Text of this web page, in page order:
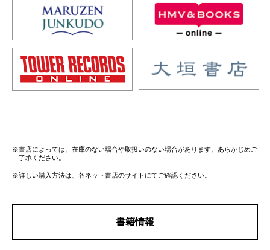
※書店によっては、在庫のない場合や取扱いのない場合があります。あらかじめご
了承ください。
※詳しい購入方法は、各ネット書店のサイトにてご確認ください。
書籍情報